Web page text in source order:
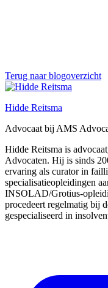
Terug naar blogoverzicht
Hidde Reitsma
Advocaat bij AMS
Hidde Reitsma is
Advocaten. Hij is sinds
ervaring als curator in
specialisatieopleidingen
INSOLAD/Grotius-
procedeert regelmatig bij
gespecialiseerd in